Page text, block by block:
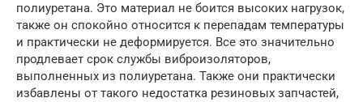
полиуретана. Это материал не боится высоких нагрузок,
также он спокойно относится к перепадам температуры
и практически не деформируется. Все это значительно
продлевает срок службы виброизоляторов,
выполненных из полиуретана. Также они практически
избавлены от такого недостатка резиновых запчастей,